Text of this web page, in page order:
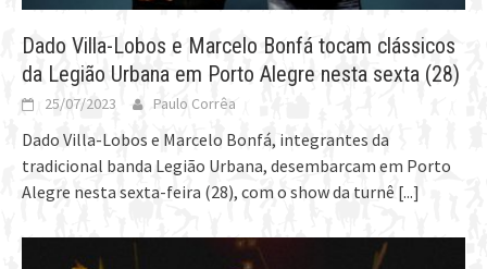
Dado Villa-Lobos e Marcelo Bonfá tocam clássicos
da Legião Urbana em Porto Alegre nesta sexta (28)
25/07/2023 Paulo Corrêa
Dado Villa-Lobos e Marcelo Bonfá, integrantes da
tradicional banda Legião Urbana, desembarcam em Porto
Alegre nesta sexta-feira (28), com o show da turnê [...]